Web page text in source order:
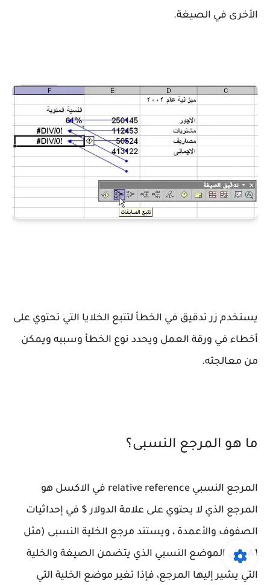
الأخرى في الصيغة.
يستخدم زر تدقيق في الخطأ لتتبع الخلايا التي تحتوي على
أخطاء في ورقة العمل ويحدد نوع الخطأ وسببه ويمكن
من معالجته.
ما هو المرجع النسبى؟
المرجع النسبي relative reference في الاكسل هو
المرجع الذي لا يحتوي على علامة الدولار $ في إحداثيات
الصفوف والأعمدة ، ويستند مرجع الخلية النسبى (مثل
A1) إلى الموضع النسبي الذي يتضمن الصيغة والخلية
التي يشير إليها المرجع، فإذا تغير موضع الخلية التي